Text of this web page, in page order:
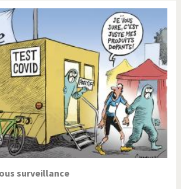
Crise grecque
Du printemps arabe à
l'hiver
US Guerre en Syrie
Israël - Palestine
L'Iran tremble
La Corée du Nord: guerre ou
paix?
surveillance